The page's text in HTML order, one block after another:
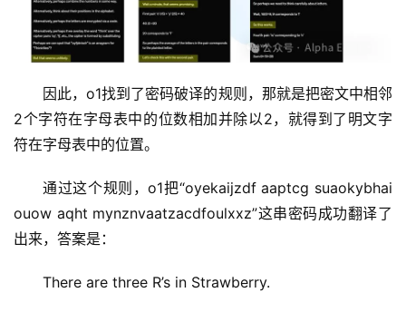
因此，o1找到了密码破译的规则，那就是把密文中相邻
2个字符在字母表中的位数相加并除以2，就得到了明文字
符在字母表中的位置。
通过这个规则，o1把“oyekaijzdf aaptcg suaokybhai
ouow aqht mynznvaatzacdfoulxxz”这串密码成功翻译了
出来，答案是：
There are three R’s in Strawberry.